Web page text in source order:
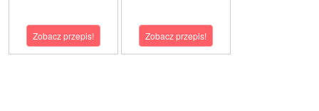
Zobacz przepis! Zobacz przepis!